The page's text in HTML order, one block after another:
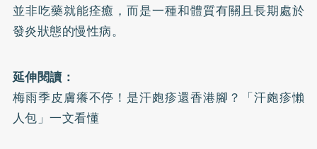
並非吃藥就能痊癒，而是一種和體質有關且長期處於
發炎狀態的慢性病。
延伸閱讀：
梅雨季皮膚癢不停！是汗皰疹還香港腳？「汗皰疹懶
人包」一文看懂